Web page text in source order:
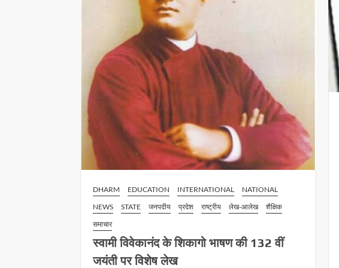
DHARM EDUCATION INTERNATIONAL
NATIONAL
NEWS
STATE जनपदीय प्रदेश राष्ट्रीय लेख-आलेख
शैक्षिक
समाचार
स्वामी विवेकानंद के शिकागो भाषण की 132 वीं
जयंती पर विशेष लेख